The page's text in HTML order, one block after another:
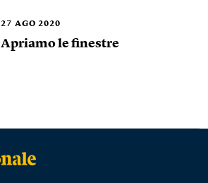
27 AGO 2020
Apriamo le finestre